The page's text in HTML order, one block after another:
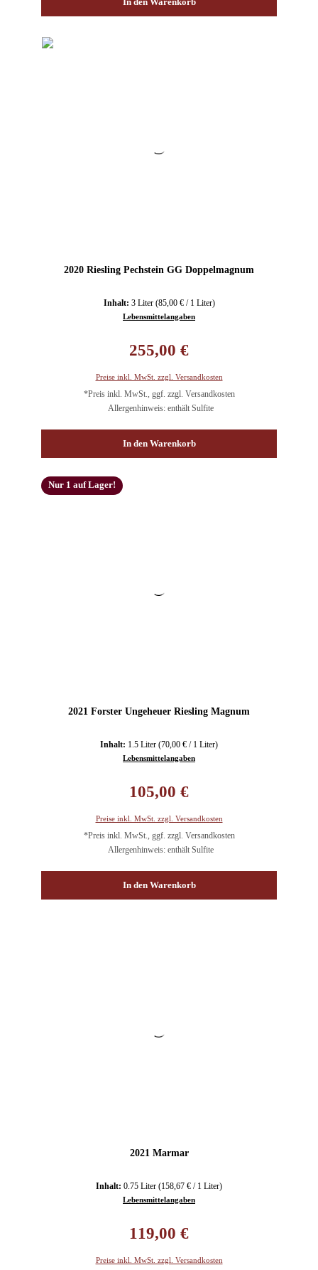
In den Warenkorb
2020 Riesling Pechstein GG Doppelmagnum
Inhalt: 3 Liter (85,00 € / 1 Liter)
Lebensmittelangaben
255,00 €
Preise inkl. MwSt. zzgl. Versandkosten
*Preis inkl. MwSt., ggf. zzgl. Versandkosten
Allergenhinweis: enthält Sulfite
In den Warenkorb
Nur 1 auf Lager!
2021 Forster Ungeheuer Riesling Magnum
Inhalt: 1.5 Liter (70,00 € / 1 Liter)
Lebensmittelangaben
105,00 €
Preise inkl. MwSt. zzgl. Versandkosten
*Preis inkl. MwSt., ggf. zzgl. Versandkosten
Allergenhinweis: enthält Sulfite
In den Warenkorb
2021 Marmar
Inhalt: 0.75 Liter (158,67 € / 1 Liter)
Lebensmittelangaben
119,00 €
Preise inkl. MwSt. zzgl. Versandkosten